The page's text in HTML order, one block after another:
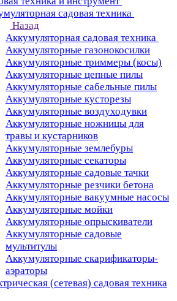
садовая техника
Назад
Аккумуляторная садовая техника
Аккумуляторные газонокосилки
Аккумуляторные триммеры (косы)
Аккумуляторные цепные пилы
Аккумуляторные сабельные пилы
Аккумуляторные кусторезы
Аккумуляторные воздуходувки
Аккумуляторные ножницы для
травы и кустарников
Аккумуляторные землебуры
Аккумуляторные секаторы
Аккумуляторные садовые тачки
Аккумуляторные резчики бетона
Аккумуляторные вакуумные насосы
Аккумуляторные мойки
Аккумуляторные опрыскиватели
Аккумуляторные садовые
мультитулы
Аккумуляторные скарификаторы-
аэраторы
(сетевая) садовая техника